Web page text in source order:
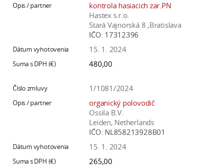
kontrola hasiacich zar.PN
Hastex s.r.o.
Stará Vajnorská 8 ,Bratislava
IČO: 17312396
15. 1. 2024
480,00
1/1081/2024
organický polovodič
Ossila B.V.
Leiden, Netherlands
IČO: NL858213928B01
15. 1. 2024
265,00